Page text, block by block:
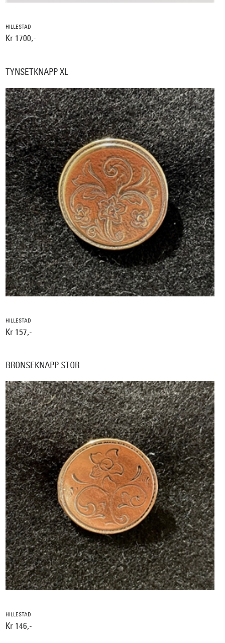
HILLESTAD
Kr 1700,-
TYNSETKNAPP XL
HILLESTAD
Kr 157,-
BRONSEKNAPP STOR
HILLESTAD
Kr 146,-